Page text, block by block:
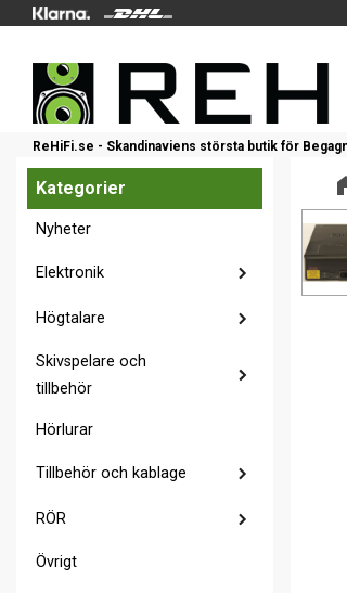
ReHiFi.se - Skandinaviens största butik för
Kategorier
Nyheter
Elektronik
Högtalare
Skivspelare och
tillbehör
Hörlurar
Tillbehör och kablage
RÖR
Övrigt